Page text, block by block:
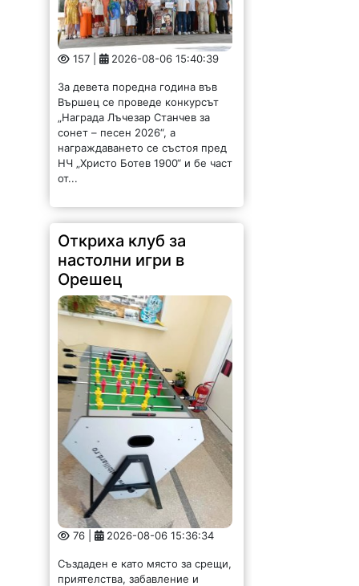
157 | 2026-08-06 15:40:39
За девета поредна година във
Вършец се проведе конкурсът
„Награда Лъчезар Станчев за
сонет – песен 2026“, а
награждаването се състоя пред
НЧ „Христо Ботев 1900“ и бе част
от...
Откриха клуб за
настолни игри в
Орешец
76 | 2026-08-06 15:36:34
Създаден е като място за срещи,
приятелства, забавление и